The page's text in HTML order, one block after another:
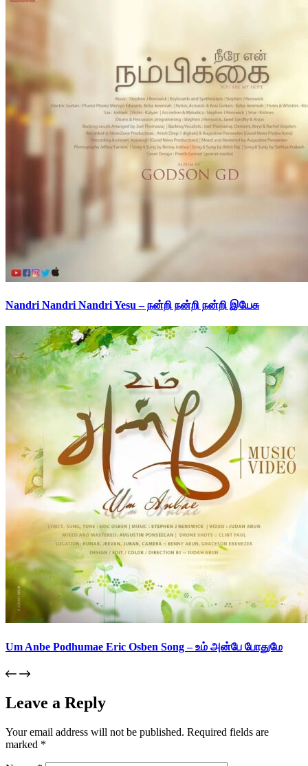
Nandri Nandri Nandri Yesu – நன்றி நன்றி நன்றி இயேசு
Um Anbe Podhumae Eric Osben Song – உம் அன்பே போதுமே
Leave a Reply
Your email address will not be published. Required fields are
marked *